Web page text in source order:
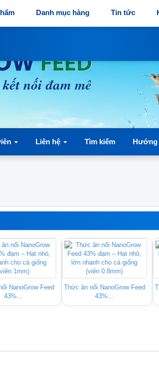
Liên hệ Tìm kiếm Hướng
Danh mục hàng Tin tức
NanoGrow Feed
43%...
Thức ăn nổi NanoGrow Feed
43%...